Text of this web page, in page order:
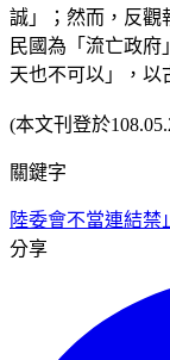
誠」；然而，反觀
民國為「流亡政
天也不可以」，以
(本文刊登於
關鍵字
陸委會不當連結禁
分享